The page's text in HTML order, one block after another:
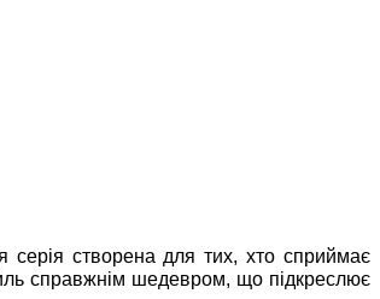
серія створена для тих, хто сприймає
справжнім шедевром, що підкреслює